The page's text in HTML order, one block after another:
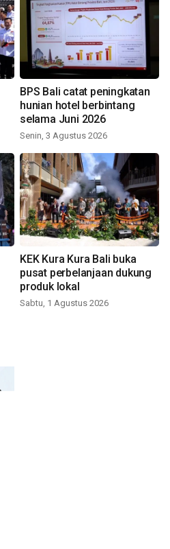
BPS Bali catat peningkatan
hunian hotel berbintang
selama Juni 2026
Senin, 3 Agustus 2026
KEK Kura Kura Bali buka
pusat perbelanjaan dukung
produk lokal
Sabtu, 1 Agustus 2026